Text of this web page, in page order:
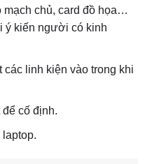
mạch chủ, card đồ họa…
ý kiến người có kinh
linh kiện vào trong khi
cố định.